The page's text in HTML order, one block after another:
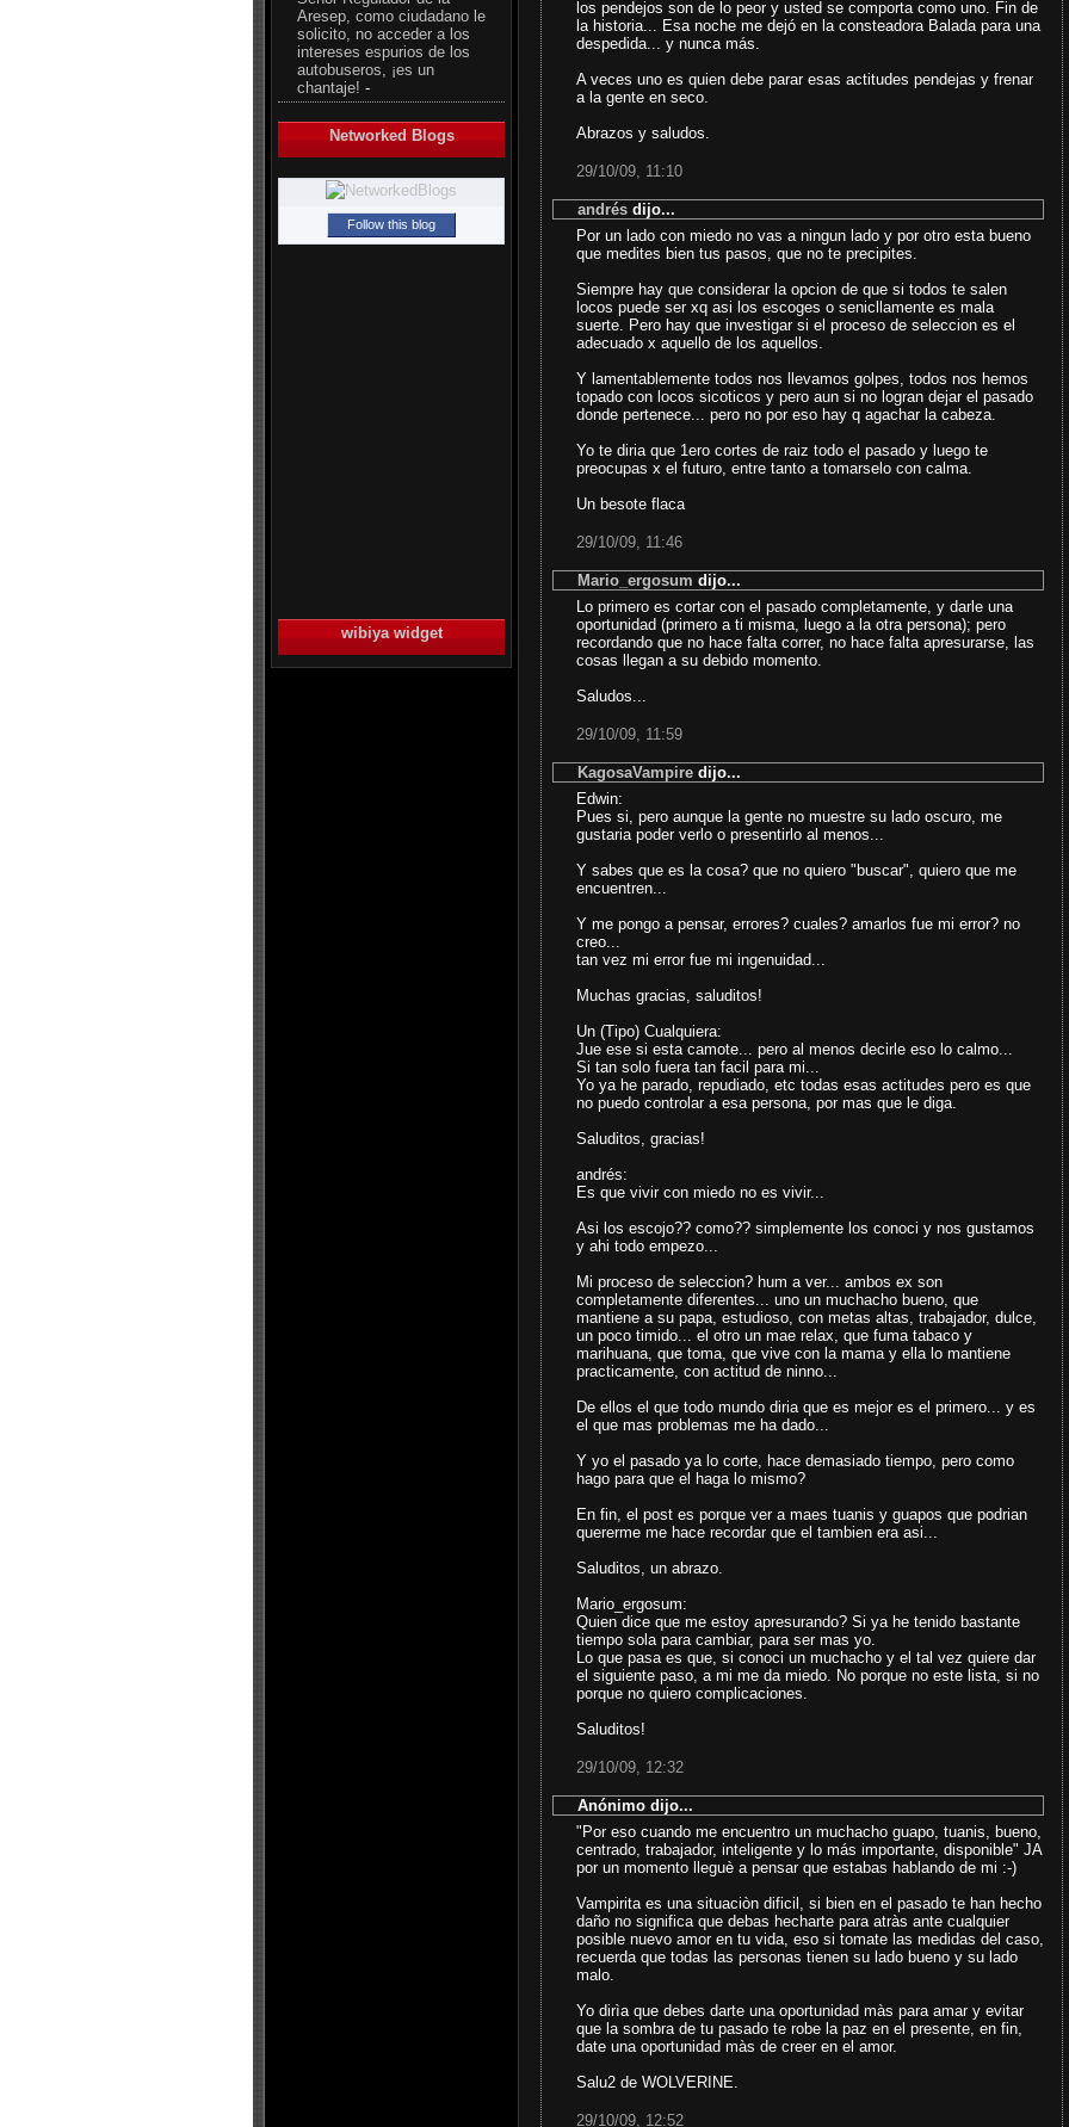
Aresep, como ciudadano le
solicito, no acceder a los
intereses espurios de los
autobuseros, ¡es un
chantaje! -
Networked Blogs
Follow this blog
wibiya widget
los pendejos son de lo peor y usted se comporta como uno. Fin de
la historia... Esa noche me dejó en la consteadora Balada para una
despedida... y nunca más.
A veces uno es quien debe parar esas actitudes pendejas y frenar
a la gente en seco.
Abrazos y saludos.
29/10/09, 11:10
andrés dijo...
Por un lado con miedo no vas a ningun lado y por otro esta bueno
que medites bien tus pasos, que no te precipites.
Siempre hay que considerar la opcion de que si todos te salen
locos puede ser xq asi los escoges o senicllamente es mala
suerte. Pero hay que investigar si el proceso de seleccion es el
adecuado x aquello de los aquellos.
Y lamentablemente todos nos llevamos golpes, todos nos hemos
topado con locos sicoticos y pero aun si no logran dejar el pasado
donde pertenece... pero no por eso hay q agachar la cabeza.
Yo te diria que 1ero cortes de raiz todo el pasado y luego te
preocupas x el futuro, entre tanto a tomarselo con calma.
Un besote flaca
29/10/09, 11:46
Mario_ergosum dijo...
Lo primero es cortar con el pasado completamente, y darle una
oportunidad (primero a ti misma, luego a la otra persona); pero
recordando que no hace falta correr, no hace falta apresurarse, las
cosas llegan a su debido momento.
Saludos...
29/10/09, 11:59
KagosaVampire dijo...
Edwin:
Pues si, pero aunque la gente no muestre su lado oscuro, me
gustaria poder verlo o presentirlo al menos...
Y sabes que es la cosa? que no quiero "buscar", quiero que me
encuentren...
Y me pongo a pensar, errores? cuales? amarlos fue mi error? no
creo...
tan vez mi error fue mi ingenuidad...
Muchas gracias, saluditos!
Un (Tipo) Cualquiera:
Jue ese si esta camote... pero al menos decirle eso lo calmo...
Si tan solo fuera tan facil para mi...
Yo ya he parado, repudiado, etc todas esas actitudes pero es que
no puedo controlar a esa persona, por mas que le diga.
Saluditos, gracias!
andrés:
Es que vivir con miedo no es vivir...
Asi los escojo?? como?? simplemente los conoci y nos gustamos
y ahi todo empezo...
Mi proceso de seleccion? hum a ver... ambos ex son
completamente diferentes... uno un muchacho bueno, que
mantiene a su papa, estudioso, con metas altas, trabajador, dulce,
un poco timido... el otro un mae relax, que fuma tabaco y
marihuana, que toma, que vive con la mama y ella lo mantiene
practicamente, con actitud de ninno...
De ellos el que todo mundo diria que es mejor es el primero... y es
el que mas problemas me ha dado...
Y yo el pasado ya lo corte, hace demasiado tiempo, pero como
hago para que el haga lo mismo?
En fin, el post es porque ver a maes tuanis y guapos que podrian
quererme me hace recordar que el tambien era asi...
Saluditos, un abrazo.
Mario_ergosum:
Quien dice que me estoy apresurando? Si ya he tenido bastante
tiempo sola para cambiar, para ser mas yo.
Lo que pasa es que, si conoci un muchacho y el tal vez quiere dar
el siguiente paso, a mi me da miedo. No porque no este lista, si no
porque no quiero complicaciones.
Saluditos!
29/10/09, 12:32
Anónimo dijo...
"Por eso cuando me encuentro un muchacho guapo, tuanis, bueno,
centrado, trabajador, inteligente y lo más importante, disponible" JA
por un momento lleguè a pensar que estabas hablando de mi :-)
Vampirita es una situaciòn dificil, si bien en el pasado te han hecho
daño no significa que debas hecharte para atràs ante cualquier
posible nuevo amor en tu vida, eso si tomate las medidas del caso,
recuerda que todas las personas tienen su lado bueno y su lado
malo.
Yo dirìa que debes darte una oportunidad màs para amar y evitar
que la sombra de tu pasado te robe la paz en el presente, en fin,
date una oportunidad màs de creer en el amor.
Salu2 de WOLVERINE.
29/10/09, 12:52